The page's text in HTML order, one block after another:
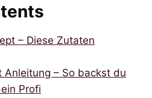
– Diese Zutaten
– So backst du
Profi